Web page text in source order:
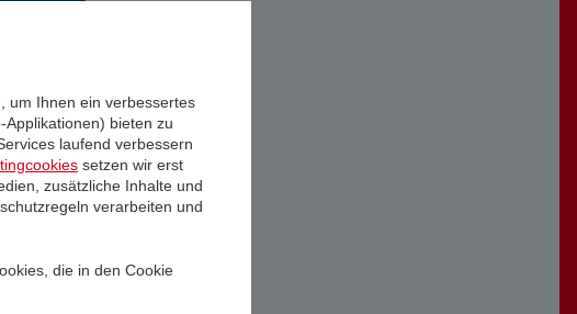
um Ihnen ein verbessertes
bieten zu
laufend verbessern
setzen wir erst
zusätzliche Inhalte und
verarbeiten und
die in den Cookie